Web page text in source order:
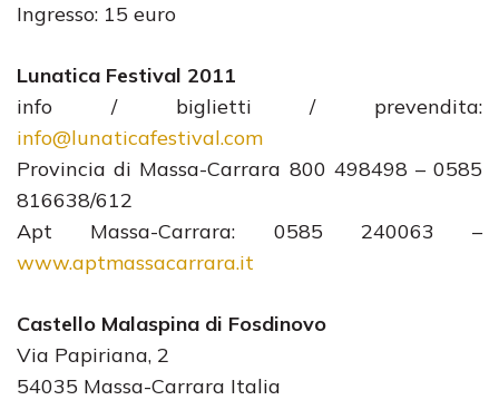
Ingresso: 15 euro
Lunatica Festival 2011
info / biglietti / prevendita:
info@lunaticafestival.com
Provincia di Massa-Carrara 800 498498 – 0585
816638/612
Apt Massa-Carrara: 0585 240063 –
www.aptmassacarrara.it
Castello Malaspina di Fosdinovo
Via Papiriana, 2
54035 Massa-Carrara Italia